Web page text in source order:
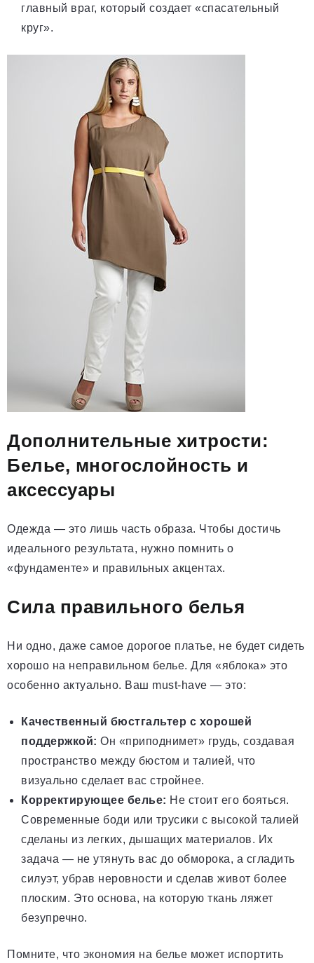
главный враг, который создает «спасательный
круг».
Дополнительные хитрости:
Белье, многослойность и
аксессуары
Одежда — это лишь часть образа. Чтобы достичь
идеального результата, нужно помнить о
«фундаменте» и правильных акцентах.
Сила правильного белья
Ни одно, даже самое дорогое платье, не будет сидеть
хорошо на неправильном белье. Для «яблока» это
особенно актуально. Ваш must-have — это:
Качественный бюстгальтер с хорошей
поддержкой: Он «приподнимет» грудь, создавая
пространство между бюстом и талией, что
визуально сделает вас стройнее.
Корректирующее белье: Не стоит его бояться.
Современные боди или трусики с высокой талией
сделаны из легких, дышащих материалов. Их
задача — не утянуть вас до обморока, а сгладить
силуэт, убрав неровности и сделав живот более
плоским. Это основа, на которую ткань ляжет
безупречно.
Помните, что экономия на белье может испортить